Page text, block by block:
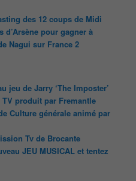
des 12 coups de Midi
d’Arsène pour gagner à
Nagui sur France 2
jeu de Jarry ‘The Imposter’
produit par Fremantle
Culture générale animé par
Tv de Brocante
JEU MUSICAL et tentez